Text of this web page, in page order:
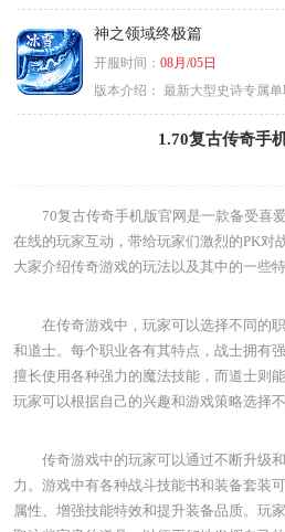
神之领域终极篇
开服时间： 08月/05日
版本介绍： 最新大型史诗专属单
1.70复古传奇手
70复古传奇手机版官网是一款备受喜
在线的玩家互动，带给玩家们激烈的PK对
大家介绍传奇游戏的玩法以及其中的一些特
在传奇游戏中，玩家可以选择不同的
和道士。每个职业各有其特点，战士拥有
擅长使用各种强力的魔法技能，而道士则
玩家可以根据自己的兴趣和游戏策略选择不
传奇游戏中的玩家可以通过不断升级
力。游戏中有各种战斗技能书和装备套装
属性、增强技能特效和提升装备品质。玩